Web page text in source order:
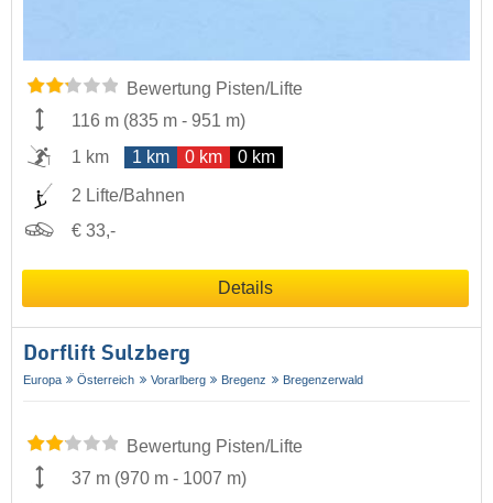
Bewertung Pisten/Lifte
116 m (835 m - 951 m)
1 km
1 km 0 km 0 km
2 Lifte/Bahnen
€ 33,-
Details
Dorflift Sulzberg
Europa Österreich Vorarlberg Bregenz Bregenzerwald
Bewertung Pisten/Lifte
37 m (970 m - 1007 m)